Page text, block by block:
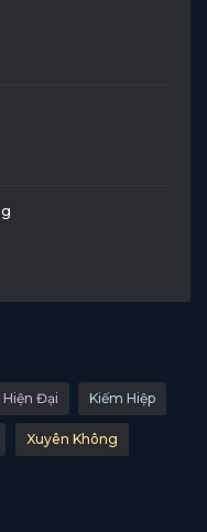
Hiện Đại Kiếm Hiệp
Xuyên Không